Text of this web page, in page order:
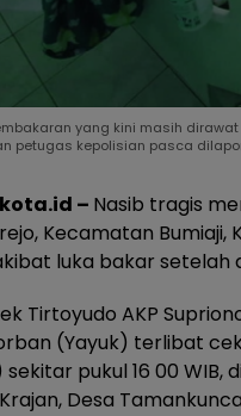
yang kini masih
petugas kepolisian pasca
– Nasib tragis
Kecamatan
luka bakar setelah
Tirtoyudo AKP
(Yayuk) terlibat
sekitar pukul 16 00
Desa